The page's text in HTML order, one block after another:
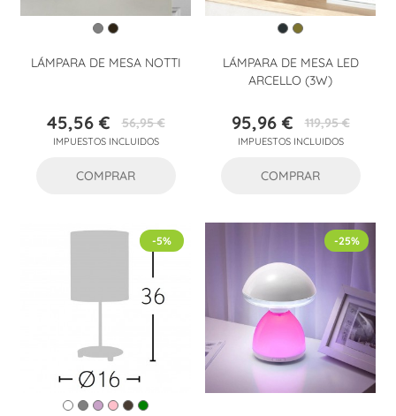
LÁMPARA DE MESA NOTTI
Precio
45,56 €Precio
base
56,95 €
IMPUESTOS INCLUIDOS
COMPRAR
LÁMPARA DE MESA LED
ARCELLO (3W)
Precio
95,96 €Precio
base
119,95 €
IMPUESTOS INCLUIDOS
COMPRAR
-5% -25%